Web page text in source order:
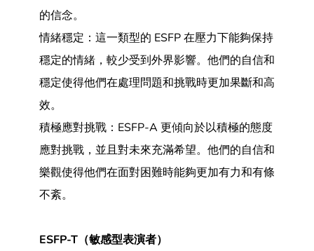
的信念。
情緒穩定：這一類型的 ESFP 在壓力下能夠保持
穩定的情緒，較少受到外界影響。他們的自信和
穩定使得他們在處理問題和挑戰時更加果斷和高
效。
積極應對挑戰：ESFP-A 更傾向於以積極的態度
應對挑戰，並且對未來充滿希望。他們的自信和
樂觀使得他們在面對困難時能夠更加有力和有條
不紊。
ESFP-T（敏感型表演者）